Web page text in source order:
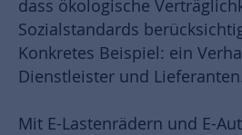
dass ökologische
Sozialstandards
Konkretes Beispiel: ein
Dienstleister und Lieferanten.
Mit E-Lastenrädern und E-